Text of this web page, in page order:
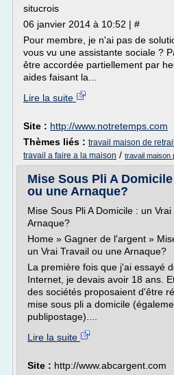
situcrois
06 janvier 2014 à 10:52 | #
Pour membre, je n'ai pas de
vous vu une assistante sociale ?
être accordée partiellement par
aides faisant la...
Lire la suite
Site : http://www.notretemps.com
Thèmes liés : travail maison de
travail a faire a la maison / travail maison
Mise Sous Pli A
ou une Arnaque?
Mise Sous Pli A Domicile : un
Arnaque?
Home » Gagner de l'argent »
un Vrai Travail ou une Arnaque?
La première fois que j'ai essayé
Internet, je devais avoir 18 ans.
des sociétés proposaient d'être
mise sous pli a domicile
publipostage)....
Lire la suite
Site : http://www.abcargent.com